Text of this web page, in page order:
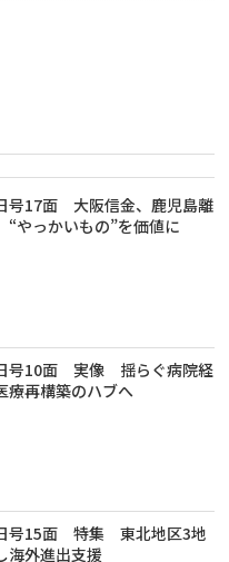
号17面 大阪信金、鹿児島離
“やっかいもの”を価値に
号10面 実像 揺らぐ病院経
療再構築のハブへ
号15面 特集 東北地区3地
海外進出支援